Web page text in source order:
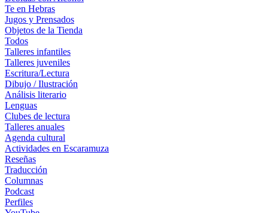
Te en Hebras
Jugos y Prensados
Objetos de la Tienda
Todos
Talleres infantiles
Talleres juveniles
Escritura/Lectura
Dibujo / Ilustración
Análisis literario
Lenguas
Clubes de lectura
Talleres anuales
Agenda cultural
Actividades en Escaramuza
Reseñas
Traducción
Columnas
Podcast
Perfiles